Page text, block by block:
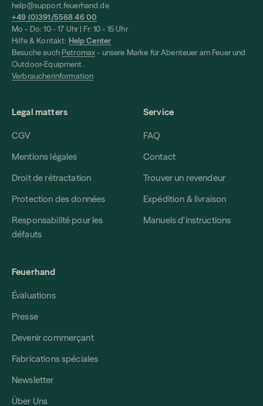
help@support.feuerhand.de
+49 (0)391/5568 46 00
Mo - Do: 10 - 17 Uhr | Fr: 10 - 15 Uhr
Hilfe & Kontakt: Help Center
Besuche auch Petromax- unsere Marke für Abenteuer am Feuer und
Outdoor-Equipment.
Verbraucherinformation
Legal matters
CGV
Mentions légales
Droit de rétractation
Protection des données
Responsabilité pour les
défauts
Service
FAQ
Contact
Trouver un revendeur
Expédition & livraison
Manuels d'instructions
Feuerhand
Évaluations
Presse
Devenir commerçant
Fabrications spéciales
Newsletter
Über Uns